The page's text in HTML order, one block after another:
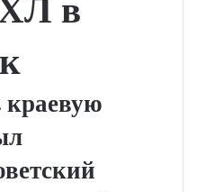
краевую